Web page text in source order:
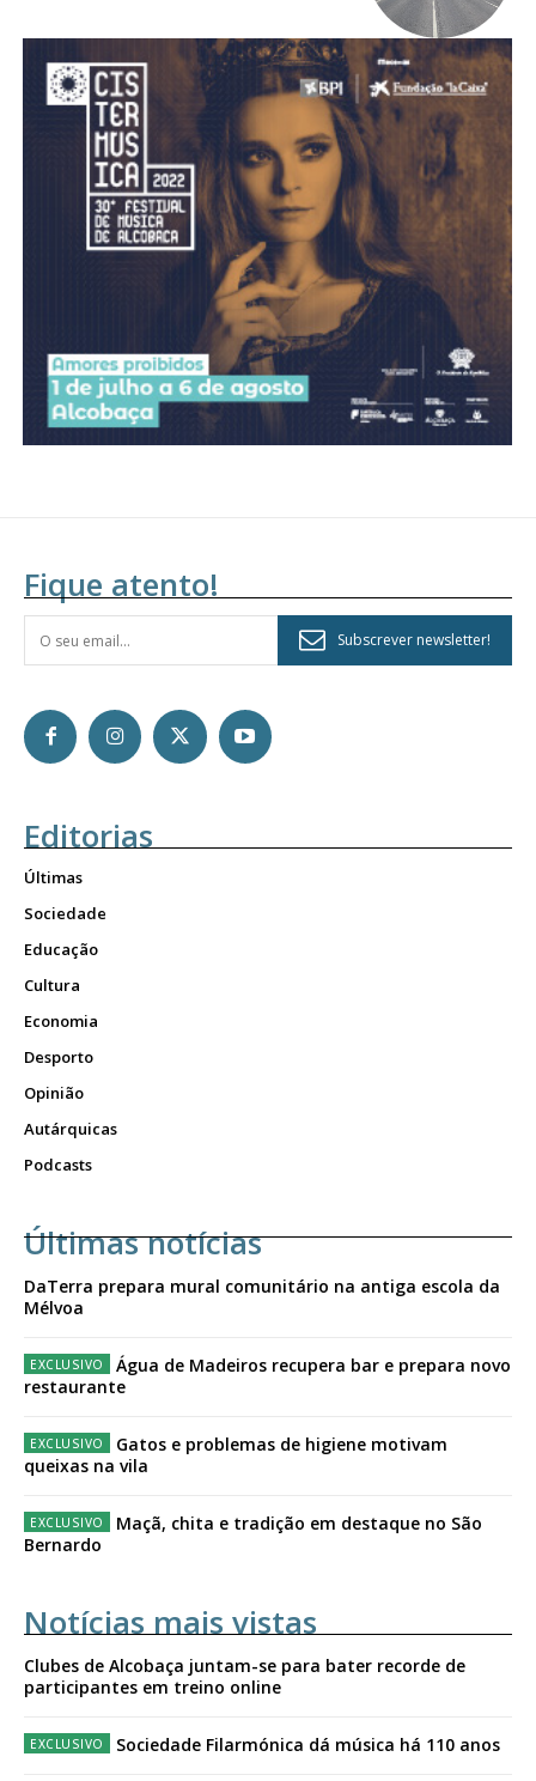
Fique atento!
Subscrever newsletter!
Editorias
Últimas
Sociedade
Educação
Cultura
Economia
Desporto
Opinião
Autárquicas
Podcasts
Últimas notícias
DaTerra prepara mural comunitário na antiga escola da
Mélvoa
Água de Madeiros recupera bar e prepara novo
restaurante
Gatos e problemas de higiene motivam
queixas na vila
Maçã, chita e tradição em destaque no São
Bernardo
Notícias mais vistas
Clubes de Alcobaça juntam-se para bater recorde de
participantes em treino online
Sociedade Filarmónica dá música há 110 anos